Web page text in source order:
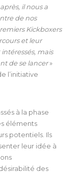
il nous a
de nos
Kickboxers
et leur
mais
de se lancer »
l’initiative
à la phase
éléments
potentiels. Ils
leur idée à
des